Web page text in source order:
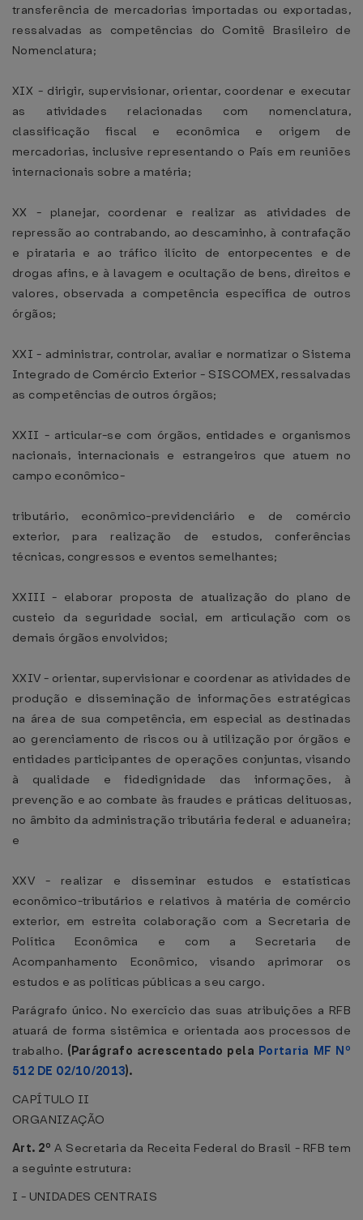
transferência de mercadorias importadas ou exportadas,
ressalvadas as competências do Comitê Brasileiro de
Nomenclatura;
XIX - dirigir, supervisionar, orientar, coordenar e executar
as atividades relacionadas com nomenclatura,
classificação fiscal e econômica e origem de
mercadorias, inclusive representando o País em reuniões
internacionais sobre a matéria;
XX - planejar, coordenar e realizar as atividades de
repressão ao contrabando, ao descaminho, à contrafação
e pirataria e ao tráfico ilícito de entorpecentes e de
drogas afins, e à lavagem e ocultação de bens, direitos e
valores, observada a competência específica de outros
órgãos;
XXI - administrar, controlar, avaliar e normatizar o Sistema
Integrado de Comércio Exterior - SISCOMEX, ressalvadas
as competências de outros órgãos;
XXII - articular-se com órgãos, entidades e organismos
nacionais, internacionais e estrangeiros que atuem no
campo econômico-
tributário, econômico-previdenciário e de comércio
exterior, para realização de estudos, conferências
técnicas, congressos e eventos semelhantes;
XXIII - elaborar proposta de atualização do plano de
custeio da seguridade social, em articulação com os
demais órgãos envolvidos;
XXIV - orientar, supervisionar e coordenar as atividades de
produção e disseminação de informações estratégicas
na área de sua competência, em especial as destinadas
ao gerenciamento de riscos ou à utilização por órgãos e
entidades participantes de operações conjuntas, visando
à qualidade e fidedignidade das informações, à
prevenção e ao combate às fraudes e práticas delituosas,
no âmbito da administração tributária federal e aduaneira;
e
XXV - realizar e disseminar estudos e estatísticas
econômico-tributários e relativos à matéria de comércio
exterior, em estreita colaboração com a Secretaria de
Política Econômica e com a Secretaria de
Acompanhamento Econômico, visando aprimorar os
estudos e as políticas públicas a seu cargo.
Parágrafo único. No exercício das suas atribuições a RFB
atuará de forma sistêmica e orientada aos processos de
trabalho. (Parágrafo acrescentado pela Portaria MF Nº
512 DE 02/10/2013).
CAPÍTULO II
ORGANIZAÇÃO
Art. 2º A Secretaria da Receita Federal do Brasil - RFB tem
a seguinte estrutura:
I - UNIDADES CENTRAIS